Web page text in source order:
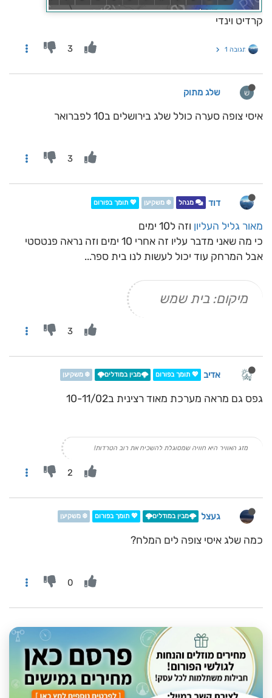
קרדיט וינדי
תגובה 1 3
ש שלג מתוק
איסי צופה סערה כולל שלג בירושלים ב10 לפברואר
3
דוד מנהל ❄️ משקיען 💖 תומך בפורום
מאור גליל העליון וזה ל10 ימים
כי מה שאני מדבר עליו זה אחרי 10 ימים וזה נראה פנטסטי
אבל המרחק עוד יכול לעשות לנו בית ספר...
מיקום: בית שמש
3
אדיב 💖 תומך בפורום 🌩️מבין במודלים🌩️ ❄️ משקיען
גפס גם מראה מערכת מאוד רצינית ב10-11/02
מזג האוויר היא חוויה שמסוגלת להשכיח את רוב הטרדות!
2
געצל 🌩️מבין במודלים🌩️ 💖 תומך בפורום ❄️ משקיען
כמה שלג איסי צופה לים המלח?
0